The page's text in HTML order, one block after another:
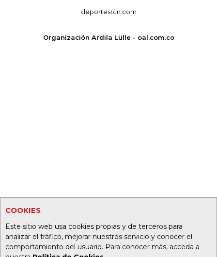
COOKIES
Este sitio web usa cookies propias y de terceros para
analizar el tráfico, mejorar nuestros servicio y conocer el
comportamiento del usuario. Para conocer más, acceda a
deportesrcn.com
Organización Ardila Lülle - oal.com.co